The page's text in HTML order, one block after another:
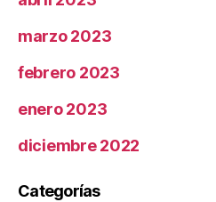
marzo 2023
febrero 2023
enero 2023
diciembre 2022
Categorías